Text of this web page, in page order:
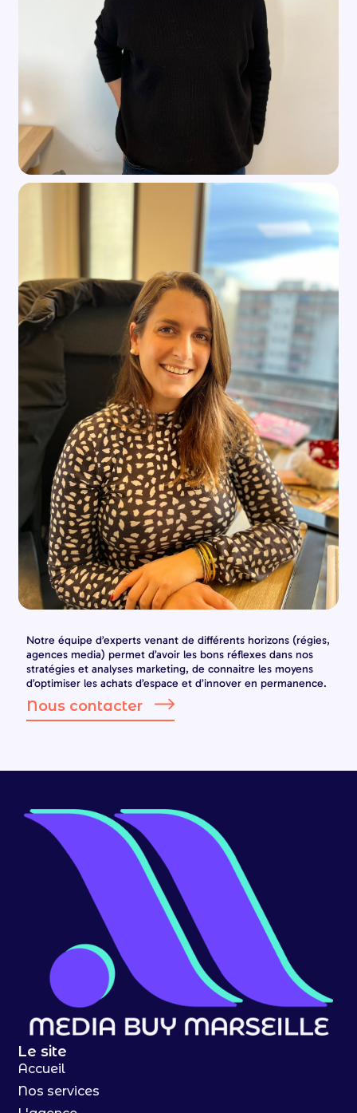
Notre équipe d’experts venant de différents horizons (régies,
agences media) permet d’avoir les bons réflexes dans nos
stratégies et analyses marketing, de connaitre les moyens
d’optimiser les achats d’espace et d’innover en permanence.
Nous contacter
Le site
Accueil
Nos services